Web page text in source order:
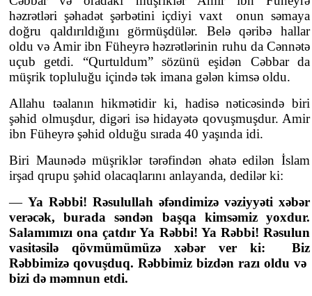
həzrətləri şəhadət şərbətini içdiyi vaxt onun səmaya
doğru qaldırıldığını görmüşdülər. Belə qəribə hallar
oldu və Amir ibn Füheyrə həzrətlərinin ruhu da Cənnətə
uçub getdi. “Qurtuldum” sözünü eşidən Cəbbar da
müşrik topluluğu içində tək imana gələn kimsə oldu.
Allahu təalanın hikmətidir ki, hadisə nəticəsində biri
şəhid olmuşdur, digəri isə hidayətə qovuşmuşdur. Amir
ibn Füheyrə şəhid olduğu sırada 40 yaşında idi.
Biri Maunədə müşriklər tərəfindən əhatə edilən İslam
irşad qrupu şəhid olacaqlarını anlayanda, dedilər ki:
— Ya Rəbbi! Rəsulullah əfəndimizə vəziyyəti xəbər
verəcək, burada səndən başqa kimsəmiz yoxdur.
Salamımızı ona çatdır Ya Rəbbi! Ya Rəbbi! Rəsulun
vasitəsilə qövmümümüzə xəbər ver ki: Biz
Rəbbimizə qovuşduq. Rəbbimiz bizdən razı oldu və
bizi də məmnun etdi.